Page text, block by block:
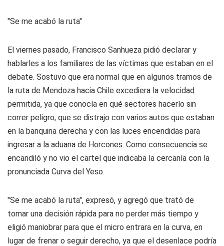
"Se me acabó la ruta"
El viernes pasado, Francisco Sanhueza pidió declarar y
hablarles a los familiares de las víctimas que estaban en el
debate. Sostuvo que era normal que en algunos tramos de
la ruta de Mendoza hacia Chile excediera la velocidad
permitida, ya que conocía en qué sectores hacerlo sin
correr peligro, que se distrajo con varios autos que estaban
en la banquina derecha y con las luces encendidas para
ingresar a la aduana de Horcones. Como consecuencia se
encandiló y no vio el cartel que indicaba la cercanía con la
pronunciada Curva del Yeso.
"Se me acabó la ruta", expresó, y agregó que trató de
tomar una decisión rápida para no perder más tiempo y
eligió maniobrar para que el micro entrara en la curva, en
lugar de frenar o seguir derecho, ya que el desenlace podría